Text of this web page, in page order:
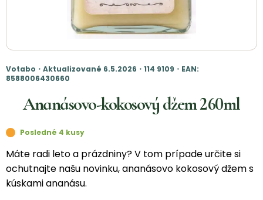
Votabo・Aktualizované 6.5.2026・114 9109・EAN:
8588006430660
Ananásovo-kokosový džem 260ml
Posledné 4 kusy
Máte radi leto a prázdniny? V tom prípade určite si
ochutnajte našu novinku, ananásovo kokosový džem s
kúskami ananásu.